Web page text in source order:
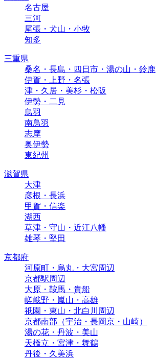
名古屋
三河
尾張・犬山・小牧
知多
三重県
桑名・長島・四日市・湯の山・鈴鹿
伊賀・上野・名張
津・久居・美杉・松阪
伊勢・二見
鳥羽
南鳥羽
志摩
奥伊勢
東紀州
滋賀県
大津
彦根・長浜
甲賀・信楽
湖西
草津・守山・近江八幡
雄琴・堅田
京都府
河原町・烏丸・大宮周辺
京都駅周辺
大原・鞍馬・貴船
嵯峨野・嵐山・高雄
祇園・東山・北白川周辺
京都南部（宇治・長岡京・山崎）
湯の花・丹波・美山
天橋立・宮津・舞鶴
丹後・久美浜